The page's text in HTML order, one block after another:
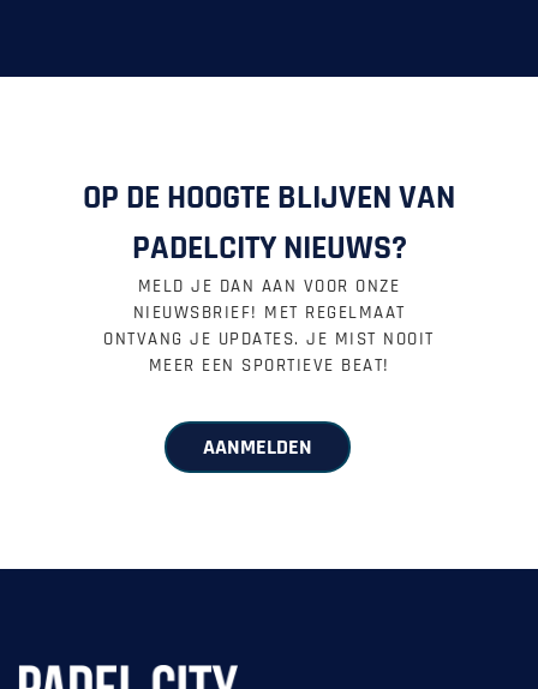
OP DE HOOGTE BLIJVEN VAN
PADELCITY NIEUWS?
MELD JE DAN AAN VOOR ONZE
NIEUWSBRIEF! MET REGELMAAT
ONTVANG JE UPDATES. JE MIST NOOIT
MEER EEN SPORTIEVE BEAT!
AANMELDEN